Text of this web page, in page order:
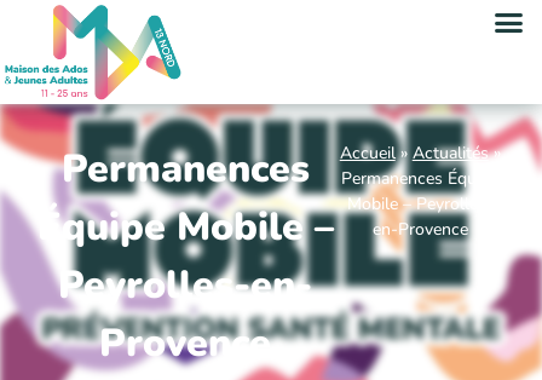
Permanences
Équipe Mobile –
Peyrolles-en-
Provence
Accueil» Actualités»
Permanences Équipe
Mobile – Peyrolles-
en-Provence